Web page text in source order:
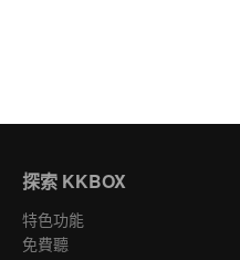
探索 KKBOX
特色功能
免費聽